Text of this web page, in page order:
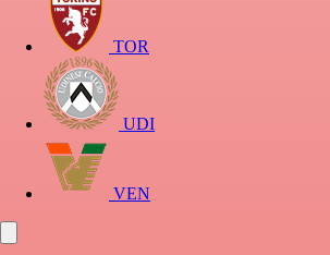
TOR
UDI
VEN